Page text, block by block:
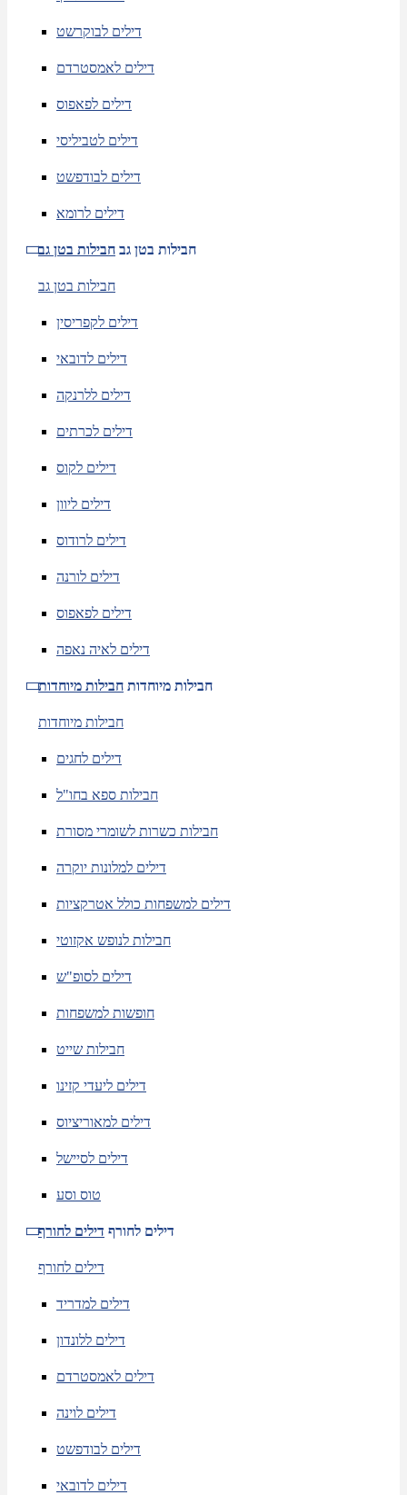
דילים לבוקרשט
דילים לאמסטרדם
דילים לפאפוס
דילים לטביליסי
דילים לבודפשט
דילים לרומא
חבילות בטן גב חבילות בטן גב
חבילות בטן גב
דילים לקפריסין
דילים לדובאי
דילים ללרנקה
דילים לכרתים
דילים לקוס
דילים ליוון
דילים לרודוס
דילים לורנה
דילים לפאפוס
דילים לאיה נאפה
חבילות מיוחדות חבילות מיוחדות
חבילות מיוחדות
דילים לחגים
חבילות ספא בחו"ל
חבילות כשרות לשומרי מסורת
דילים למלונות יוקרה
דילים למשפחות כולל אטרקציות
חבילות לנופש אקזוטי
דילים לסופ"ש
חופשות למשפחות
חבילות שייט
דילים ליעדי קזינו
דילים למאוריציוס
דילים לסיישל
טוס וסע
דילים לחורף דילים לחורף
דילים לחורף
דילים למדריד
דילים ללונדון
דילים לאמסטרדם
דילים לוינה
דילים לבודפשט
דילים לדובאי